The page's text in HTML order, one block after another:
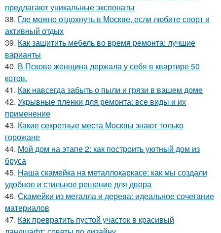
предлагают уникальные экспонаты
38. Где можно отдохнуть в Москве, если любите спорт и
активный отдых
39. Как защитить мебель во время ремонта: лучшие
варианты
40. В Пскове женщина держала у себя в квартире 50
котов.
41. Как навсегда забыть о пыли и грязи в вашем доме
42. Укрывные пленки для ремонта: все виды и их
применение
43. Какие секретные места Москвы знают только
горожане
44. Мой дом на этапе 2: как построить уютный дом из
бруса
45. Наша скамейка на металлокаркасе: как мы создали
удобное и стильное решение для двора
46. Скамейки из металла и дерева: идеальное сочетание
материалов
47. Как превратить пустой участок в красивый